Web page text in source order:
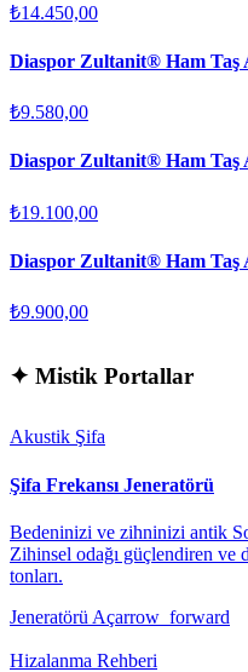
₺14.450,00
Diaspor Zultanit® Ham Taş
₺9.580,00
Diaspor Zultanit® Ham Taş
₺19.100,00
Diaspor Zultanit® Ham Taş
₺9.900,00
✦ Mistik Portallar
Akustik Şifa
Şifa Frekansı Jeneratörü
Bedeninizi ve zihninizi antik
Zihinsel odağı güçlendiren ve
tonları.
Jeneratörü Açarrow_forward
Hizalanma Rehberi